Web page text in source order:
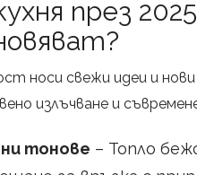
през
носи свежи идеи и
излъчване и
тонове – Топло